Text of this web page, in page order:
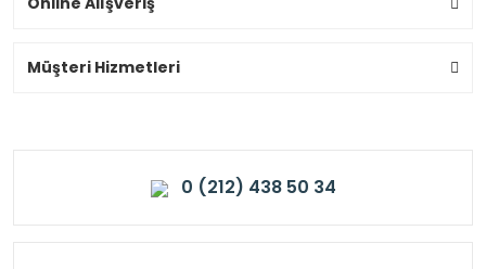
Müşteri Hizmetleri
0 (212) 438 50 34